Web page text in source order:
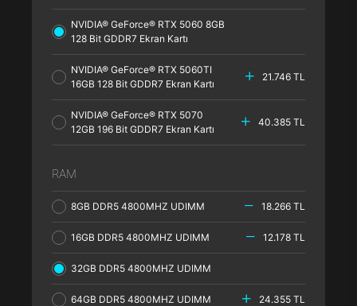
NVIDIA® GeForce® RTX 5060 8GB
128 Bit GDDR7 Ekran Kartı
NVIDIA® GeForce® RTX 5060TI
16GB 128 Bit GDDR7 Ekran Kartı
21.746 TL
NVIDIA® GeForce® RTX 5070
12GB 196 Bit GDDR7 Ekran Kartı
40.385 TL
RAM
8GB DDR5 4800MHZ UDIMM 18.266 TL
16GB DDR5 4800MHZ UDIMM 12.178 TL
32GB DDR5 4800MHZ UDIMM
64GB DDR5 4800MHZ UDIMM 24.355 TL